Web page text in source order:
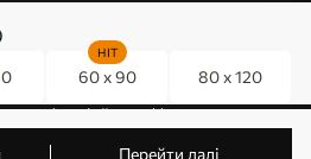
60 x 90
HIT
80 x 120
Перейти далі
0800357223
дозволів на файли cookie
Усі права захищені. Власник: